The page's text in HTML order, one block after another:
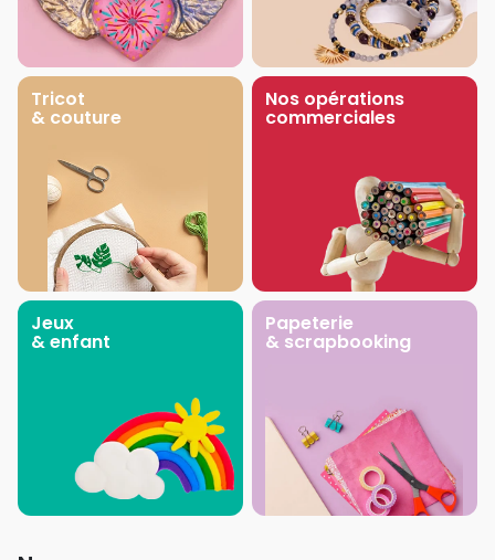
Tricot
& couture
Nos opérations
commerciales
Jeux
& enfant
Papeterie
& scrapbooking